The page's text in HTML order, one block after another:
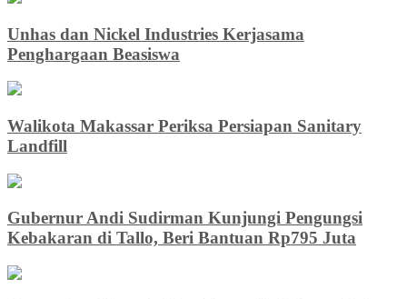
Unhas dan Nickel Industries Kerjasama
Penghargaan Beasiswa
Walikota Makassar Periksa Persiapan Sanitary
Landfill
Gubernur Andi Sudirman Kunjungi Pengungsi
Kebakaran di Tallo, Beri Bantuan Rp795 Juta